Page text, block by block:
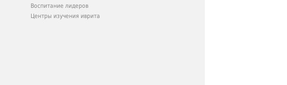
Воспитание лидеров
Центры изучения иврита